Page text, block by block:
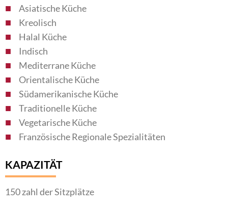
Asiatische Küche
Kreolisch
Halal Küche
Indisch
Mediterrane Küche
Orientalische Küche
Südamerikanische Küche
Traditionelle Küche
Vegetarische Küche
Französische Regionale Spezialitäten
KAPAZITÄT
150 zahl der Sitzplätze